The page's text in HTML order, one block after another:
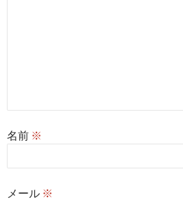
名前 ※
メール ※